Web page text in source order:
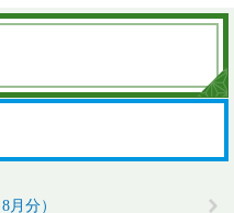
月分）